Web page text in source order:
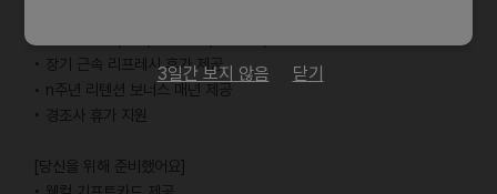
• 장기 근속 리프레시 휴가 제공
• n주년 리텐션 보너스 매년 제공
• 경조사 휴가 지원
[당신을 위해 준비했어요]
3일간 보지 않음 닫기